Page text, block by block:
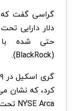
دلار دارایی
حتی شده
(BlackRock).
NYSE Arca تحت نماد علامت GBTC فهرست کند.